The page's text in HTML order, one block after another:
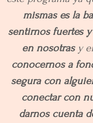
mismas es la
sentirnos fuertes y
en nosotrasy
conocernos a
segura con
conectar con
darnos cuenta